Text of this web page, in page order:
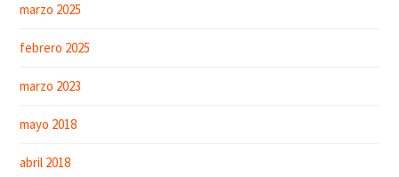
marzo 2025
febrero 2025
marzo 2023
mayo 2018
abril 2018